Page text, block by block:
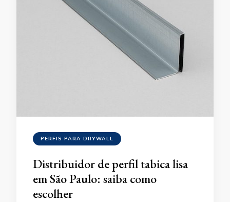
PERFIS PARA DRYWALL
Distribuidor de perfil tabica lisa
em São Paulo: saiba como
escolher